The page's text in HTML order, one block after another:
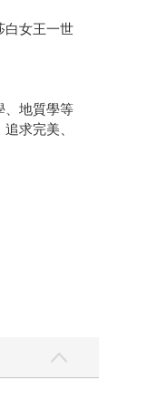
白女王一世
、地質學等
求完美、